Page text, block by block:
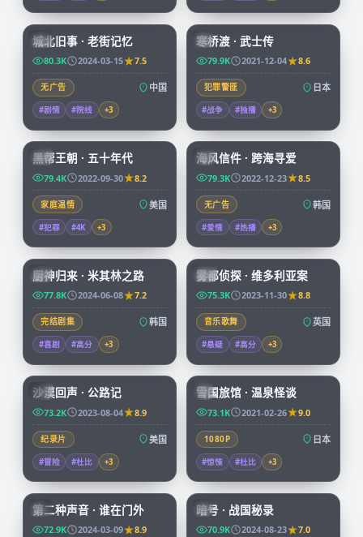
CN
99:17
城北旧事 · 老街记忆
80.3K 2024-03-15 7.5
无广告 中国
#剧情 #院线 +3
JP
99:29
寒桥渡 · 武士传
79.9K 2021-12-04 8.6
犯罪警匪 日本
#战争 #独播 +3
CN
黑帮王朝 · 五十年代
79.4K 2022-09-30 8.2
家庭温情 美国
#犯罪 #4K +3
KR
海风信件 · 跨海寻爱
79.3K 2022-12-23 8.5
无广告 韩国
#爱情 #热播 +3
KR
58:31
厨神归来 · 米其林之路
77.8K 2024-06-08 7.2
完结剧集 韩国
#喜剧 #高分 +3
CN
68:22
雾都侦探 · 维多利亚案
75.3K 2023-11-30 8.8
音乐歌舞 英国
#悬疑 #高分 +3
CN
沙漠回声 · 公路记
73.2K 2023-08-04 8.9
纪录片 美国
#冒险 #杜比 +3
JP
雪国旅馆 · 温泉怪谈
73.1K 2021-02-26 9.0
1080P 日本
#惊悚 #杜比 +3
KR
72:34
第二种声音 · 谁在门外
72.9K 2024-03-09 8.9
JP
99:04
暗号 · 战国秘录
70.9K 2024-08-23 7.0